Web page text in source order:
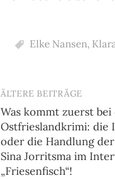
Elke Nansen,
ÄLTERE BEITRÄGE
Was kommt zuerst bei
Ostfrieslandkrimi: die
oder die Handlung
Sina Jorritsma im
„Friesenfisch“!